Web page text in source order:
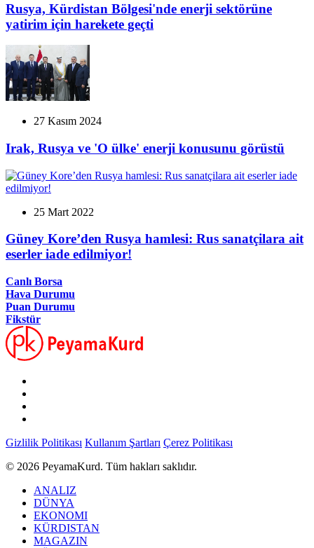
Rusya, Kürdistan Bölgesi'nde enerji sektörüne
yatirim için harekete geçti
27 Kasım 2024
Irak, Rusya ve 'O ülke' enerji konusunu görüstü
25 Mart 2022
Güney Kore’den Rusya hamlesi: Rus sanatçilara ait
eserler iade edilmiyor!
Canlı Borsa
Hava Durumu
Puan Durumu
Fikstür
Gizlilik Politikası Kullanım Şartları Çerez Politikası
© 2026 PeyamaKurd. Tüm hakları saklıdır.
ANALIZ
DÜNYA
EKONOMI
KÜRDISTAN
MAGAZIN